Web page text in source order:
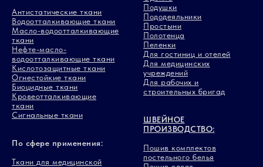
Антистатические ткани
Водоотталкивающие ткани
Масло-водоотталкивающие
ткани
Нефте-масло-
водоотталкивающие ткани
Кислотозащитные ткани
Огнестойкие ткани
Биоцидные ткани
Кровеотталкивающие
ткани
Сигнальные ткани
По сфере применения:
Ткани для медицинской
Подушки
Пододеяльники
Простыни
Полотенца
Пеленки
Для гостиниц и отелей
Для медицинских
учреждений
Для рабочих и
строительных бригад
ШВЕЙНОЕ
ПРОИЗВОДСТВО:
Пошив комплектов
постельного белья